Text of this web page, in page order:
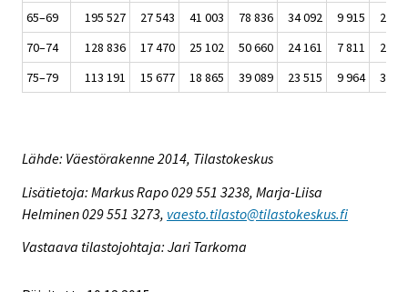
65–69
195 527 27 543 41 003 78 836 34 092 9 915
2 353
70–74
128 836 17 470 25 102 50 660 24 161 7 811
2 164
75–79
113 191 15 677 18 865 39 089 23 515 9 964 3 554
Lähde: Väestörakenne 2014, Tilastokeskus
Lisätietoja: Markus Rapo 029 551 3238, Marja-Liisa
Helminen 029 551 3273, vaesto.tilasto@tilastokeskus.fi
Vastaava tilastojohtaja: Jari Tarkoma